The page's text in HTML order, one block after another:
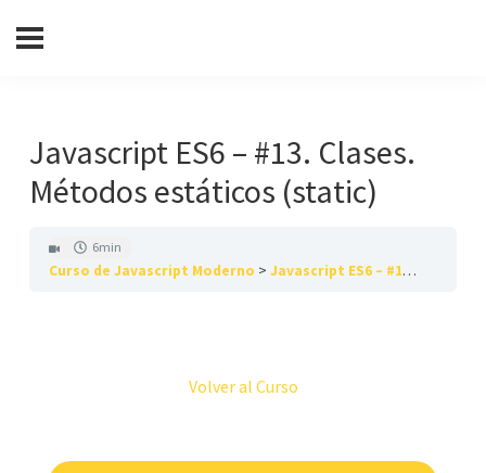
Javascript ES6 – #13. Clases.
Métodos estáticos (static)
6min
Curso de Javascript Moderno Javascript ES6 – #13. Clases. Métodos estáticos (static)
Volver al Curso